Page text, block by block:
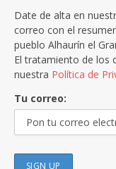
Date de alta en
correo con el
pueblo Alhaurín el
El tratamiento de los
nuestra Política de
Tu correo: